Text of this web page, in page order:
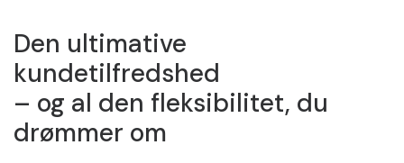
Den ultimative
kundetilfredshed
– og al den fleksibilitet, du
drømmer om